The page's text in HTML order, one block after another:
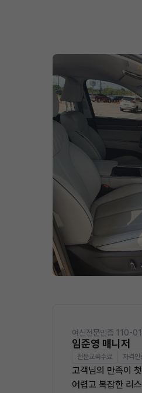
여신전문인증 110-
임준영 매니저
전문교육수료 자격인
고객님의 만족이
어렵고 복잡한 리